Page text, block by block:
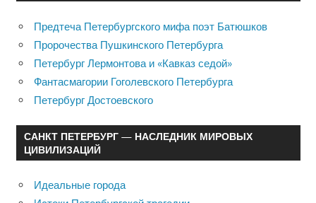
Предтеча Петербургского мифа поэт Батюшков
Пророчества Пушкинского Петербурга
Петербург Лермонтова и «Кавказ седой»
Фантасмагории Гоголевского Петербурга
Петербург Достоевского
САНКТ ПЕТЕРБУРГ — НАСЛЕДНИК МИРОВЫХ
ЦИВИЛИЗАЦИЙ
Идеальные города